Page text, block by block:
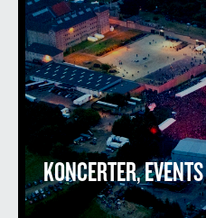
KONCERTER,